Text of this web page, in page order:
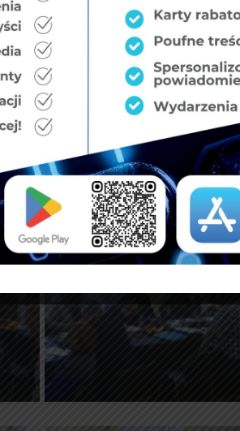
NSZZF i PW w Katowicach z dnia
NSZZF i PW w Katowicach z dnia